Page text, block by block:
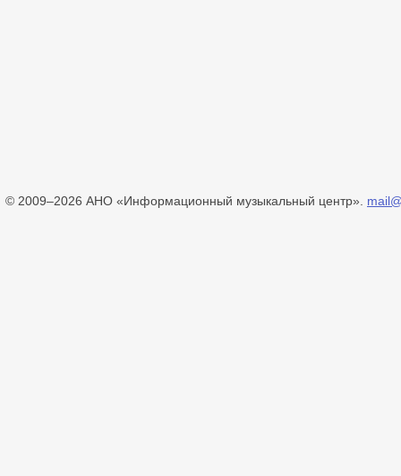
© 2009–2026 АНО «Информационный музыкальный центр».